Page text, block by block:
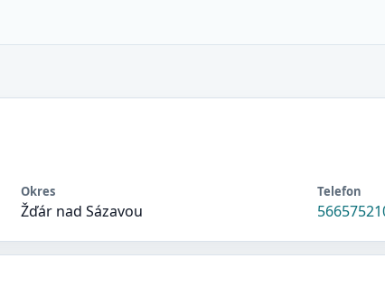
Okres
Žďár nad Sázavou
Telefon